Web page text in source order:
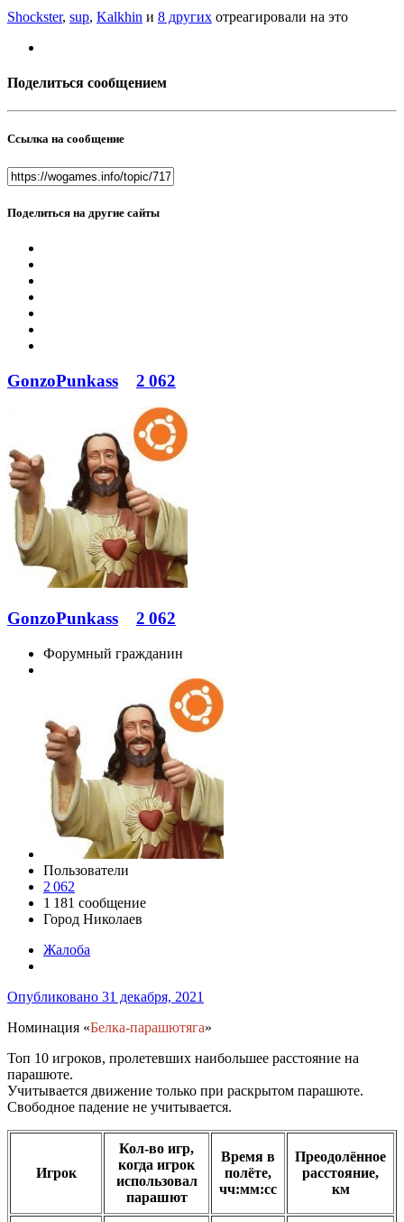
Shockster, sup, Kalkhin и 8 других отреагировали на это
Поделиться сообщением
Ссылка на сообщение
Поделиться на другие сайты
GonzoPunkass 2 062
GonzoPunkass 2 062
Форумный гражданин
Пользователи
2 062
1 181 сообщение
Город Николаев
Жалоба
Опубликовано 31 декабря, 2021
Номинация «Белка-парашютяга»
Топ 10 игроков, пролетевших наибольшее расстояние на
парашюте.
Учитывается движение только при раскрытом парашюте.
Свободное падение не учитывается.
Игрок
Кол-во игр,
когда игрок
использовал
парашют
Время в
полёте,
чч:мм:сс
Преодолённое
расстояние,
км